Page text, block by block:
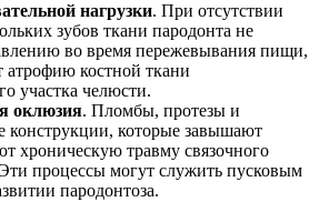
нагрузки. При отсутствии
зубов ткани пародонта не
во время пережевывания пищи,
атрофию костной ткани
участка челюсти.
оклюзия. Пломбы, протезы и
конструкции, которые завышают
хроническую травму связочного
процессы могут служить пусковым
пародонтоза.